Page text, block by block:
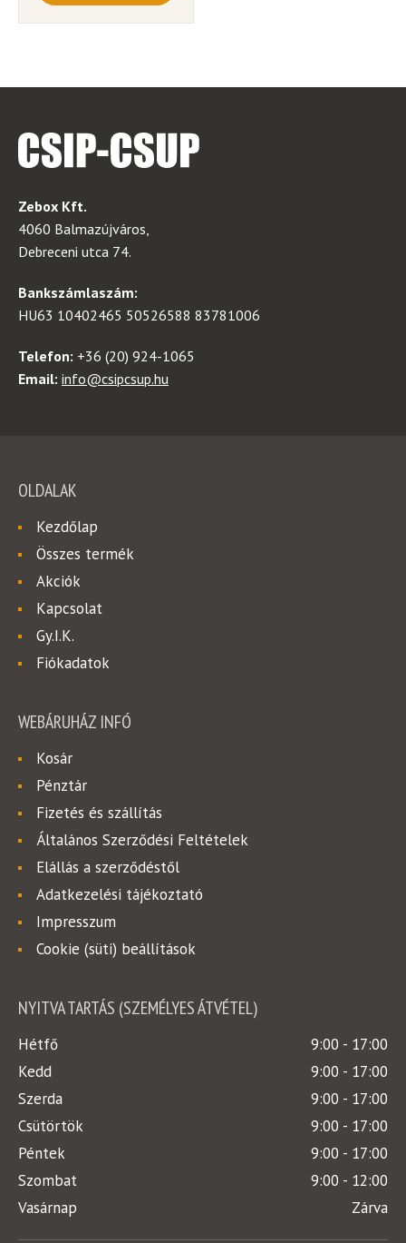
Zebox Kft.
4060 Balmazújváros,
Debreceni utca 74.
Bankszámlaszám:
HU63 10402465 50526588 83781006
Telefon: +36 (20) 924-1065
Email: info@csipcsup.hu
OLDALAK
Kezdőlap
Összes termék
Akciók
Kapcsolat
Gy.I.K.
Fiókadatok
WEBÁRUHÁZ INFÓ
Kosár
Pénztár
Fizetés és szállítás
Általános Szerződési Feltételek
Elállás a szerződéstől
Adatkezelési tájékoztató
Impresszum
Cookie (süti) beállítások
NYITVA TARTÁS (SZEMÉLYES ÁTVÉTEL)
Hétfő
9:00 - 17:00
Kedd
9:00 - 17:00
Szerda
9:00 - 17:00
Csütörtök
9:00 - 17:00
Péntek
9:00 - 17:00
Szombat
9:00 - 12:00
Vasárnap
Zárva